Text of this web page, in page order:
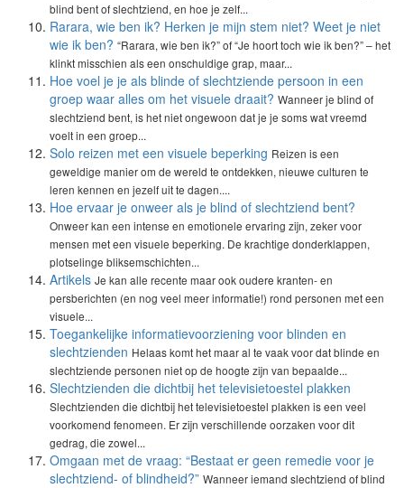
blind bent of slechtziend, en hoe je zelf...
Rarara, wie ben ik? Herken je mijn stem niet? Weet je niet
wie ik ben? “Rarara, wie ben ik?” of “Je hoort toch wie ik ben?” – het
klinkt misschien als een onschuldige grap, maar...
Hoe voel je je als blinde of slechtziende persoon in een
groep waar alles om het visuele draait? Wanneer je blind of
slechtziend bent, is het niet ongewoon dat je je soms wat vreemd
voelt in een groep...
Solo reizen met een visuele beperking Reizen is een
geweldige manier om de wereld te ontdekken, nieuwe culturen te
leren kennen en jezelf uit te dagen....
Hoe ervaar je onweer als je blind of slechtziend bent?
Onweer kan een intense en emotionele ervaring zijn, zeker voor
mensen met een visuele beperking. De krachtige donderklappen,
plotselinge bliksemschichten...
Artikels Je kan alle recente maar ook oudere kranten- en
persberichten (en nog veel meer informatie!) rond personen met een
visuele...
Toegankelijke informatievoorziening voor blinden en
slechtzienden Helaas komt het maar al te vaak voor dat blinde en
slechtziende personen niet op de hoogte zijn van bepaalde...
Slechtzienden die dichtbij het televisietoestel plakken
Slechtzienden die dichtbij het televisietoestel plakken is een veel
voorkomend fenomeen. Er zijn verschillende oorzaken voor dit
gedrag, die zowel...
Omgaan met de vraag: “Bestaat er geen remedie voor je
slechtziend- of blindheid?” Wanneer iemand slechtziend of blind